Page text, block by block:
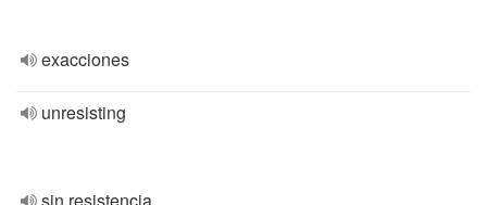
exacciones
unresisting